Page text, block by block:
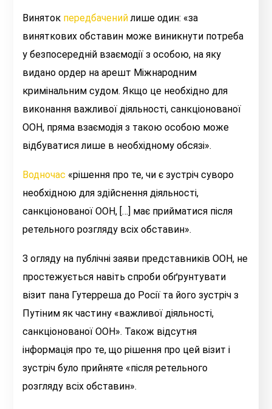
Виняток передбаченийлише один: «за
виняткових обставин може виникнути потреба
у безпосередній взаємодії з особою, на яку
видано ордер на арешт Міжнародним
кримінальним судом. Якщо це необхідно для
виконання важливої діяльності, санкціонованої
ООН, пряма взаємодія з такою особою може
відбуватися лише в необхідному обсязі».
Водночас «рішення про те, чи є зустріч суворо
необхідною для здійснення діяльності,
санкціонованої ООН, […] має прийматися після
ретельного розгляду всіх обставин».
З огляду на публічні заяви представників ООН, не
простежується навіть спроби обґрунтувати
візит пана Гутерреша до Росії та його зустріч з
Путіним як частину «важливої діяльності,
санкціонованої ООН». Також відсутня
інформація про те, що рішення про цей візит і
зустріч було прийняте «після ретельного
розгляду всіх обставин».